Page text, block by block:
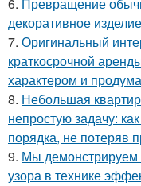
декоративное
7. Оригинальный
краткосрочной
характером и
8. Небольшая
непростую задачу:
порядка, не потеряв
9. Мы демонстрируем
узора в технике